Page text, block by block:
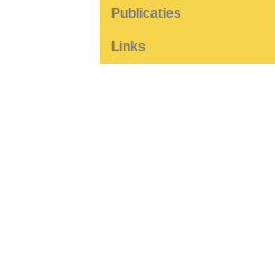
Publicaties
Links